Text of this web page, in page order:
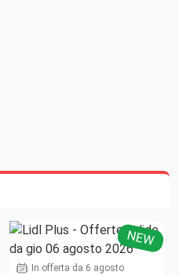
NEW
In offerta da 6 agosto